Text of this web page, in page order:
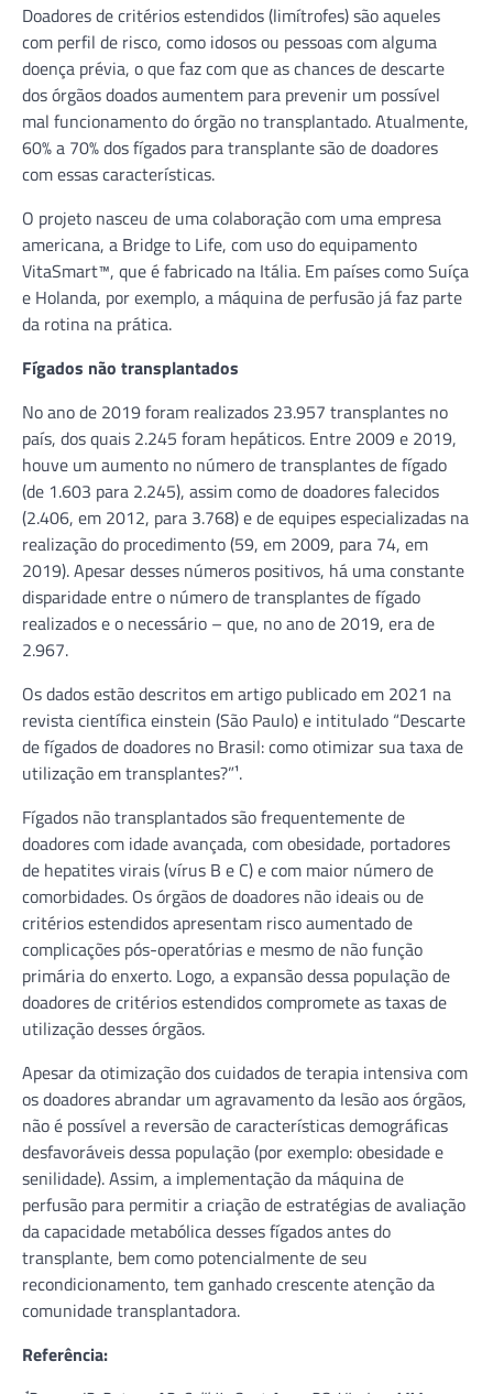
Doadores de critérios estendidos (limítrofes) são aqueles
com perfil de risco, como idosos ou pessoas com alguma
doença prévia, o que faz com que as chances de descarte
dos órgãos doados aumentem para prevenir um possível
mal funcionamento do órgão no transplantado. Atualmente,
60% a 70% dos fígados para transplante são de doadores
com essas características.
O projeto nasceu de uma colaboração com uma empresa
americana, a Bridge to Life, com uso do equipamento
VitaSmart™, que é fabricado na Itália. Em países como Suíça
e Holanda, por exemplo, a máquina de perfusão já faz parte
da rotina na prática.
Fígados não transplantados
No ano de 2019 foram realizados 23.957 transplantes no
país, dos quais 2.245 foram hepáticos. Entre 2009 e 2019,
houve um aumento no número de transplantes de fígado
(de 1.603 para 2.245), assim como de doadores falecidos
(2.406, em 2012, para 3.768) e de equipes especializadas na
realização do procedimento (59, em 2009, para 74, em
2019). Apesar desses números positivos, há uma constante
disparidade entre o número de transplantes de fígado
realizados e o necessário – que, no ano de 2019, era de
2.967.
Os dados estão descritos em artigo publicado em 2021 na
revista científica einstein (São Paulo) e intitulado “Descarte
de fígados de doadores no Brasil: como otimizar sua taxa de
utilização em transplantes?”¹.
Fígados não transplantados são frequentemente de
doadores com idade avançada, com obesidade, portadores
de hepatites virais (vírus B e C) e com maior número de
comorbidades. Os órgãos de doadores não ideais ou de
critérios estendidos apresentam risco aumentado de
complicações pós-operatórias e mesmo de não função
primária do enxerto. Logo, a expansão dessa população de
doadores de critérios estendidos compromete as taxas de
utilização desses órgãos.
Apesar da otimização dos cuidados de terapia intensiva com
os doadores abrandar um agravamento da lesão aos órgãos,
não é possível a reversão de características demográficas
desfavoráveis dessa população (por exemplo: obesidade e
senilidade). Assim, a implementação da máquina de
perfusão para permitir a criação de estratégias de avaliação
da capacidade metabólica desses fígados antes do
transplante, bem como potencialmente de seu
recondicionamento, tem ganhado crescente atenção da
comunidade transplantadora.
Referência: